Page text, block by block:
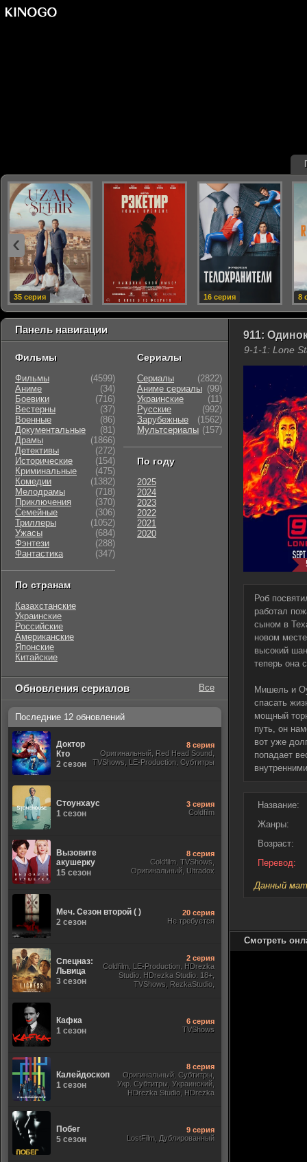
911:
9-1-1: Lone
Роб
работал
сыном в
новом
высокий
теперь она
Мишель и
спасать
мощный
путь, он
вот уже
попадает
Название:
Жанры:
Возраст:
Перевод:
Данный
Смотреть
Панель навигации
Фильмы
Фильмы
(4599)
Аниме
(34)
Боевики
(716)
Вестерны
(37)
Военные
(86)
Документальные
(81)
Драмы
(1866)
Детективы
(272)
Исторические
(154)
Криминальные
(475)
Комедии
(1382)
Мелодрамы
(718)
Приключения
(370)
Семейные
(306)
Триллеры
(1052)
Ужасы
(684)
Фэнтези
(288)
Фантастика
(347)
По странам
Казахстанские
Украинские
Российские
Американские
Японские
Китайские
Сериалы
Сериалы
(2822)
Аниме сериалы (99)
Украинские
(11)
Русские
(992)
Зарубежные
(1562)
Мультсериалы (157)
По году
2025
2024
2023
2022
2021
2020
Обновления сериалов Все
Последние 12 обновлений
Доктор
Кто
2 сезон
8 серия
Оригинальный, Red Head Sound,
TVShows, LE-Production, Субтитры
Стоунхаус
1 сезон
3 серия
Coldfilm
Вызовите
акушерку
15 сезон
8 серия
Coldfilm, TVShows,
Оригинальный, Ultradox
Меч. Сезон второй ( )
2 сезон
20 серия
Не требуется
Спецназ:
Львица
3 сезон
2 серия
Coldfilm, LE-Production, HDrezka
Studio, HDrezka Studio. 18+,
TVShows, RezkaStudio,
Кафка
1 сезон
6 серия
TVShows
Калейдоскоп
1 сезон
8 серия
Оригинальный, Субтитры,
Укр. Субтитры, Украинский,
HDrezka Studio, HDrezka
Побег
5 сезон
9 серия
LostFilm, Дублированный
35 серия 16 серия 8
‹